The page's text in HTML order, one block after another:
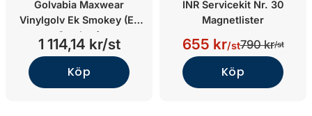
Golvabia Maxwear
Vinylgolv Ek Smokey (Ek
Smokey)
1 114,14 kr/st
Köp
INR Servicekit Nr. 30
Magnetlister
655 kr/st790 kr/st
Köp